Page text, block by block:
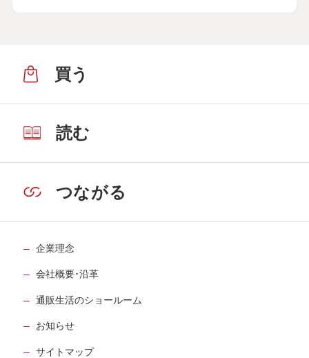
買う
読む
つながる
企業理念
会社概要･沿革
通販生活のショールーム
お知らせ
サイトマップ